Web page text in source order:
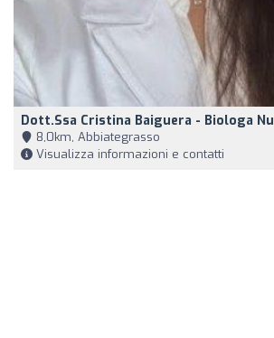
Dott.ssa Cristina Baiguera - Biologa
8,0km, Abbiategrasso
Visualizza informazioni e contatti